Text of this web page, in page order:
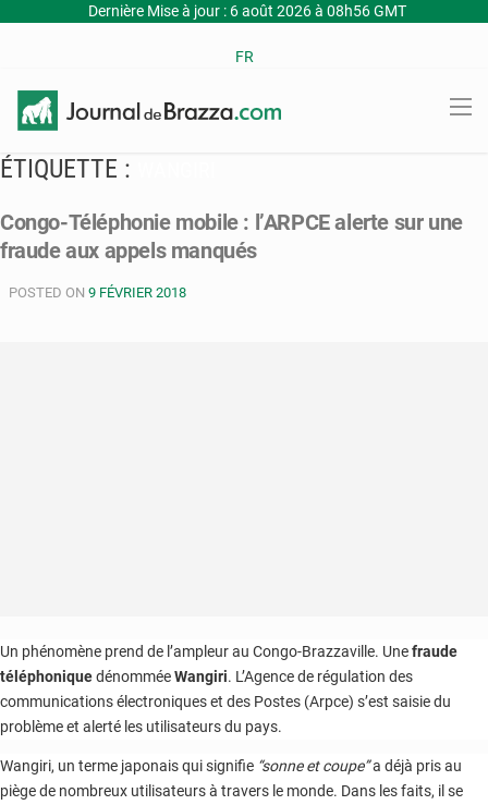
Dernière Mise à jour : 6 août 2026 à 08h56 GMT
FR
ÉTIQUETTE :
Congo-Téléphonie mobile : l’ARPCE alerte sur une
fraude aux appels manqués
POSTED ON 9 FÉVRIER 2018
Un phénomène prend de l’ampleur au Congo-Brazzaville. Unefraude
téléphoniquedénomméeWangiri. L’Agence de régulation des
communications électroniques et des Postes (Arpce) s’est saisie du
problème et alerté les utilisateurs du pays.
Wangiri, un terme japonais qui signifie “sonne et coupe”a déjà pris au
piège de nombreux utilisateurs à travers le monde. Dans les faits, il se